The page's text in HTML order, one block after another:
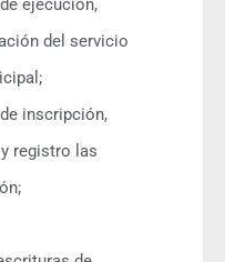
ejecución,
del servicio
inscripción,
registro las